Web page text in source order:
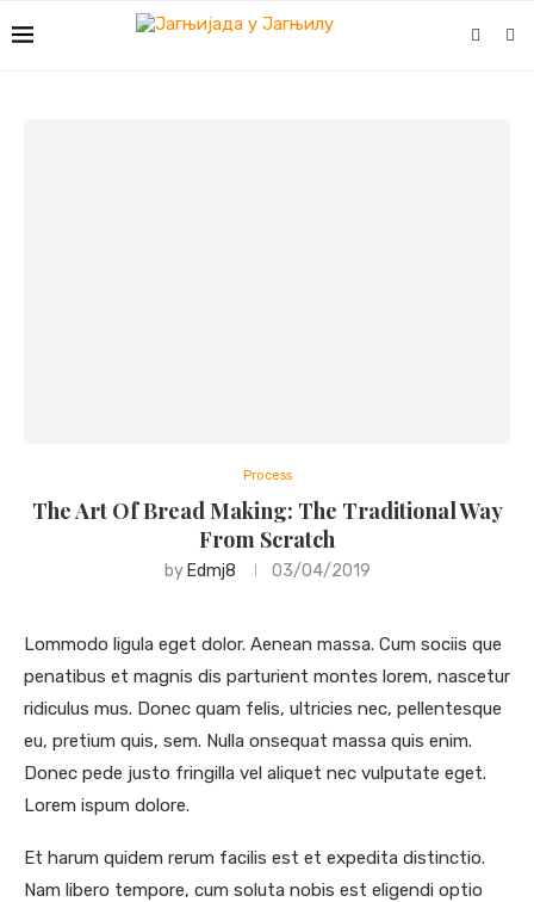
Process
The Art Of Bread Making: The Traditional Way
From Scratch
by Edmj8 03/04/2019
Lommodo ligula eget dolor. Aenean massa. Cum sociis que
penatibus et magnis dis parturient montes lorem, nascetur
ridiculus mus. Donec quam felis, ultricies nec, pellentesque
eu, pretium quis, sem. Nulla onsequat massa quis enim.
Donec pede justo fringilla vel aliquet nec vulputate eget.
Lorem ispum dolore.
Et harum quidem rerum facilis est et expedita distinctio.
Nam libero tempore, cum soluta nobis est eligendi optio